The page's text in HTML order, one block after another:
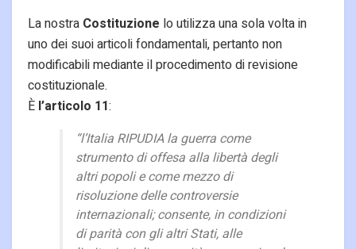
La nostra Costituzione lo utilizza una sola volta in
uno dei suoi articoli fondamentali, pertanto non
modificabili mediante il procedimento di revisione
costituzionale.
È l’articolo 11:
“l’Italia RIPUDIA la guerra come
strumento di offesa alla libertà degli
altri popoli e come mezzo di
risoluzione delle controversie
internazionali; consente, in condizioni
di parità con gli altri Stati, alle